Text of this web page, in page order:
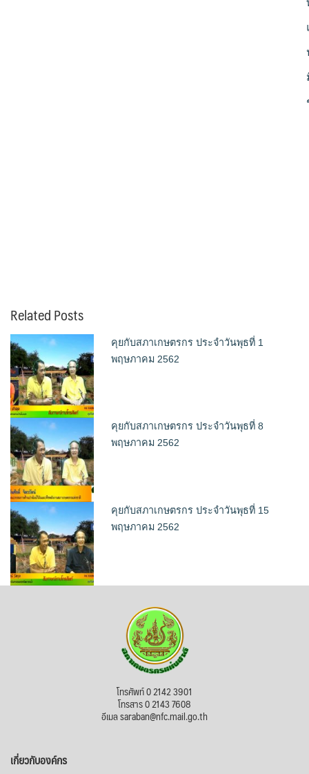
Related Posts
คุยกับสภาเกษตรกร ประจำวันพุธที่ 1
พฤษภาคม 2562
คุยกับสภาเกษตรกร ประจำวันพุธที่ 8
พฤษภาคม 2562
คุยกับสภาเกษตรกร ประจำวันพุธที่ 15
พฤษภาคม 2562
โทรศัพท์ 0 2142 3901
โทรสาร 0 2143 7608
อีเมล saraban@nfc.mail.go.th
เกี่ยวกับองค์กร